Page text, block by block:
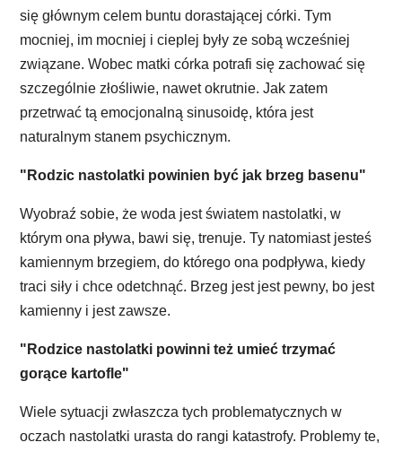
się głównym celem buntu dorastającej córki. Tym
mocniej, im mocniej i cieplej były ze sobą wcześniej
związane. Wobec matki córka potrafi się zachować się
szczególnie złośliwie, nawet okrutnie. Jak zatem
przetrwać tą emocjonalną sinusoidę, która jest
naturalnym stanem psychicznym.
"Rodzic nastolatki powinien być jak brzeg basenu"
Wyobraź sobie, że woda jest światem nastolatki, w
którym ona pływa, bawi się, trenuje. Ty natomiast jesteś
kamiennym brzegiem, do którego ona podpływa, kiedy
traci siły i chce odetchnąć. Brzeg jest jest pewny, bo jest
kamienny i jest zawsze.
"Rodzice nastolatki powinni też umieć trzymać
gorące kartofle"
Wiele sytuacji zwłaszcza tych problematycznych w
oczach nastolatki urasta do rangi katastrofy. Problemy te,